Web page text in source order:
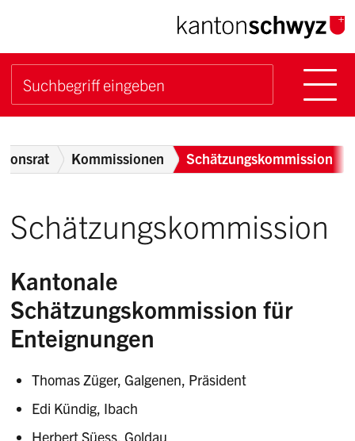
Navigieren im Kanton
Schnellnavigation
Suchbegriff
Breadcrumb
Kommissionen Schätzungskommission
Schätzungskommission
Kantonale
Schätzungskommission für
Enteignungen
Thomas Züger, Galgenen, Präsident
Edi Kündig, Ibach
Herbert Süess, Goldau